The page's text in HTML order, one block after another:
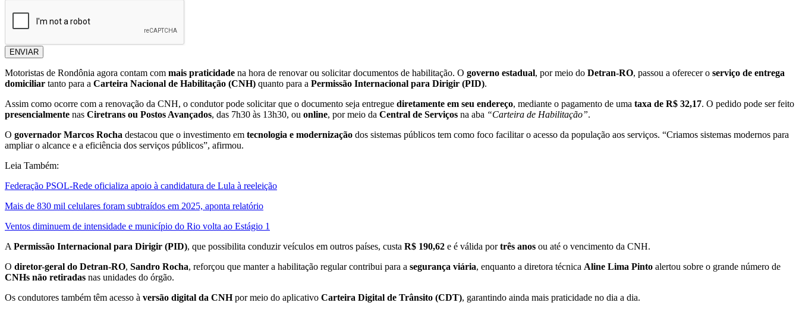
ENVIAR
Motoristas de Rondônia agora contam com mais praticidade na hora de renovar ou solicitar documentos de habilitação. O governo estadual, por meio do Detran-RO, passou a oferecer o serviço de entrega
domiciliar tanto para a Carteira Nacional de Habilitação (CNH) quanto para a Permissão Internacional para Dirigir (PID).
Assim como ocorre com a renovação da CNH, o condutor pode solicitar que o documento seja entregue diretamente em seu endereço, mediante o pagamento de uma taxa de R$ 32,17. O pedido pode ser feito
presencialmente nas Ciretrans ou Postos Avançados, das 7h30 às 13h30, ou online, por meio da Central de Serviços na aba “Carteira de Habilitação”.
O governador Marcos Rocha destacou que o investimento em tecnologia e modernização dos sistemas públicos tem como foco facilitar o acesso da população aos serviços. “Criamos sistemas modernos para
ampliar o alcance e a eficiência dos serviços públicos”, afirmou.
Leia Também:
Federação PSOL-Rede oficializa apoio à candidatura de Lula à reeleição
Mais de 830 mil celulares foram subtraídos em 2025, aponta relatório
Ventos diminuem de intensidade e município do Rio volta ao Estágio 1
A Permissão Internacional para Dirigir (PID), que possibilita conduzir veículos em outros países, custa R$ 190,62 e é válida portrês anos ou até o vencimento da CNH.
O diretor-geral do Detran-RO, Sandro Rocha, reforçou que manter a habilitação regular contribui para a segurança viária, enquanto a diretora técnica Aline Lima Pinto alertou sobre o grande número de
CNHs não retiradas nas unidades do órgão.
Os condutores também têm acesso à versão digital da CNHpor meio do aplicativo Carteira Digital de Trânsito (CDT), garantindo ainda mais praticidade no dia a dia.